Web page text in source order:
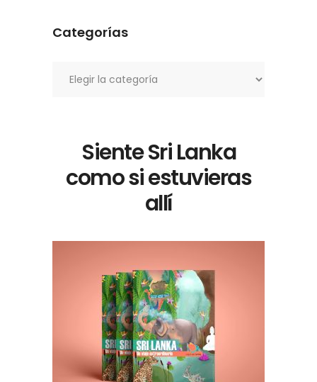
Categorías
Siente Sri Lanka
como si estuvieras
allí